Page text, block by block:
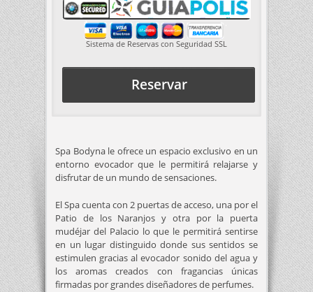
Sistema de Reservas con Seguridad SSL
Reservar
Spa Bodyna le ofrece un espacio exclusivo en un
entorno evocador que le permitirá relajarse y
disfrutar de un mundo de sensaciones.
El Spa cuenta con 2 puertas de acceso, una por el
Patio de los Naranjos y otra por la puerta
mudéjar del Palacio lo que le permitirá sentirse
en un lugar distinguido donde sus sentidos se
estimulen gracias al evocador sonido del agua y
los aromas creados con fragancias únicas
firmadas por grandes diseñadores de perfumes.